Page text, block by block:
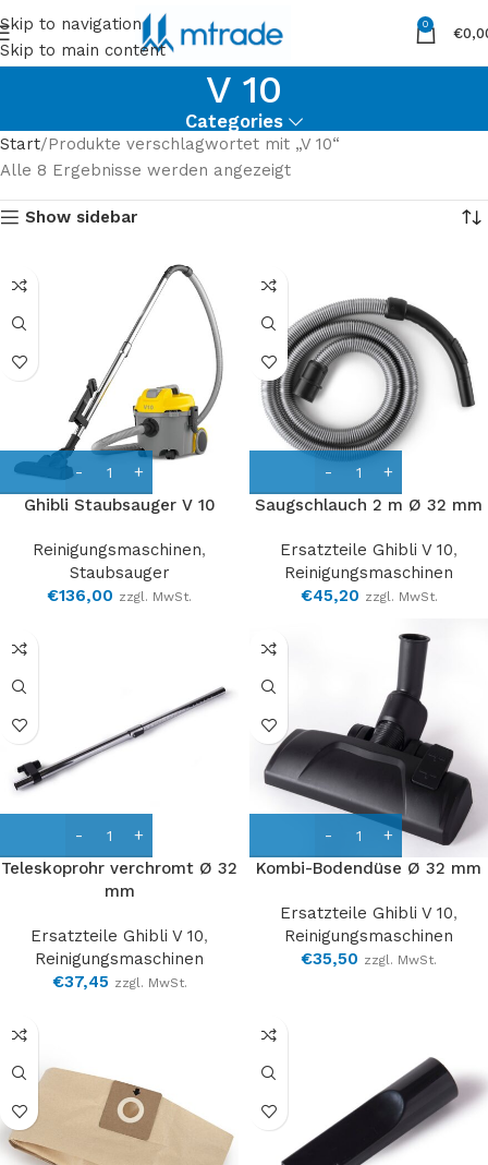
Skip to navigation
Skip to main content
0
€
V 10
Categories
Start Produkte verschlagwortet mit „V 10“
Alle 8 Ergebnisse werden angezeigt
Show sidebar
Ghibli Staubsauger V 10
Reinigungsmaschinen,
Staubsauger
€136,00 zzgl. MwSt.
Saugschlauch 2 m Ø 32 mm
Ersatzteile Ghibli V 10,
Reinigungsmaschinen
€45,20 zzgl. MwSt.
Teleskoprohr verchromt Ø 32
mm
Ersatzteile Ghibli V 10,
Reinigungsmaschinen
€37,45 zzgl. MwSt.
Kombi-Bodendüse Ø 32 mm
Ersatzteile Ghibli V 10,
Reinigungsmaschinen
€35,50 zzgl. MwSt.